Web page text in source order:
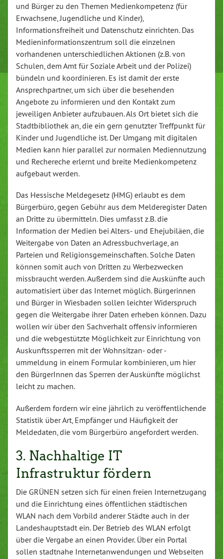
und Bürger zu den Themen Medienkompetenz (für
Erwachsene, Jugendliche und Kinder),
Informationsfreiheit und Datenschutz einrichten. Das
Medieninformationszentrum soll die einzelnen
vorhandenen unterschiedlichen Aktionen (z.B. von
Schulen, dem Amt für Soziale Arbeit und der Polizei)
bündeln und koordinieren. Es ist damit der erste
Ansprechpartner, um sich über die besehenden
Angebote zu informieren und den Kontakt zum
jeweiligen Anbieter aufzubauen. Als Ort bietet sich die
Stadtbibliothek an, die ein gern genutzter Treffpunkt für
Kinder und Jugendliche ist. Der Umgang mit digitalen
Medien kann hier parallel zur normalen Mediennutzung
und Rechereche erlernt und breite Medienkompetenz
aufgebaut werden.
Das Hessische Meldegesetz (HMG) erlaubt es dem
Bürgerbüro, gegen Gebühr aus dem Melderegister Daten
an Dritte zu übermitteln. Dies umfasst z.B. die
Information der Medien bei Alters- und Ehejubiläen, die
Weitergabe von Daten an Adressbuchverlage, an
Parteien und Religionsgemeinschaften. Solche Daten
können somit auch von Dritten zu Werbezwecken
missbraucht werden. Außerdem sind die Auskünfte auch
automatisiert über das Internet möglich. Bürgerinnen
und Bürger in Wiesbaden sollen leichter Widerspruch
gegen die Weitergabe ihrer Daten erheben können. Dazu
wollen wir über den Sachverhalt offensiv informieren
und die webgestützte Möglichkeit zur Einrichtung von
Auskunftssperren mit der Wohnsitzan- oder -
ummeldung in einem Formular kombinieren, um hier
den BürgerInnen das Sperren der Auskünfte möglichst
leicht zu machen.
Außerdem fordern wir eine jährlich zu veröffentlichende
Statistik über Art, Empfänger und Häufigkeit der
Meldedaten, die vom Bürgerbüro angefordert werden.
3. Nachhaltige IT
Infrastruktur fördern
Die GRÜNEN setzen sich für einen freien Internetzugang
und die Einrichtung eines öffentlichen städtischen
WLAN nach dem Vorbild anderer Städte auch in der
Landeshauptstadt ein. Der Betrieb des WLAN erfolgt
über die Vergabe an einen Provider. Über ein Portal
sollen stadtnahe Internetanwendungen und Webseiten